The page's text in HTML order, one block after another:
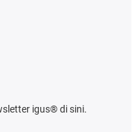
igus® di sini.